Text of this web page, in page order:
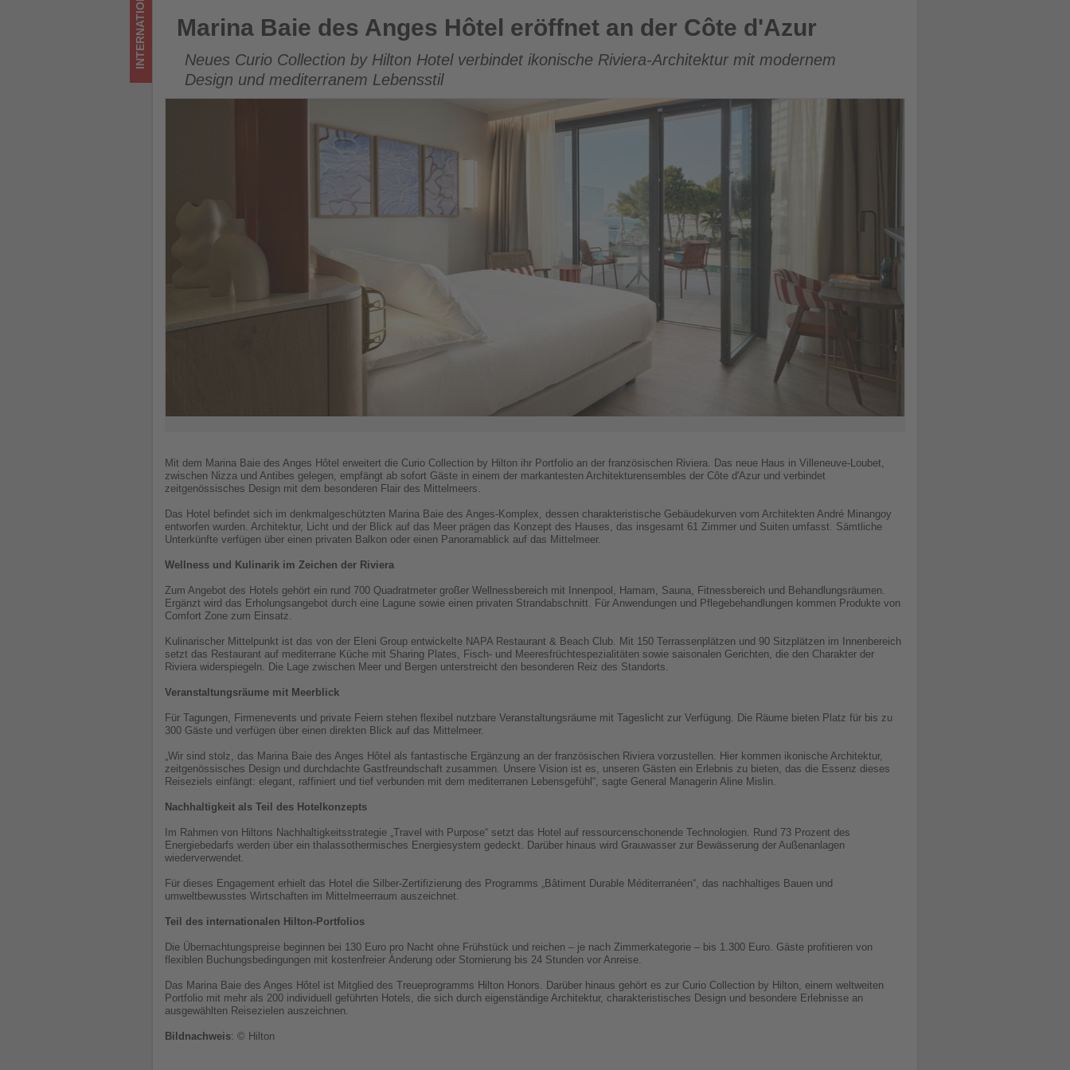
Marina Baie des Anges Hôtel eröffnet an der Côte d'Azur
INTERNATIONAL Marina Baie des Anges Hôtel eröffnet an der Côte d'Azur
Neues Curio Collection by Hilton Hotel verbindet ikonische Riviera-Architektur mit modernem
Design und mediterranem Lebensstil
Mit dem Marina Baie des Anges Hôtel erweitert die Curio Collection by Hilton ihr Portfolio an der französischen Riviera. Das neue Haus in Villeneuve-Loubet,
zwischen Nizza und Antibes gelegen, empfängt ab sofort Gäste in einem der markantesten Architekturensembles der Côte d'Azur und verbindet
zeitgenössisches Design mit dem besonderen Flair des Mittelmeers.
Das Hotel befindet sich im denkmalgeschützten Marina Baie des Anges-Komplex, dessen charakteristische Gebäudekurven vom Architekten André Minangoy
entworfen wurden. Architektur, Licht und der Blick auf das Meer prägen das Konzept des Hauses, das insgesamt 61 Zimmer und Suiten umfasst. Sämtliche
Unterkünfte verfügen über einen privaten Balkon oder einen Panoramablick auf das Mittelmeer.
Wellness und Kulinarik im Zeichen der Riviera
Zum Angebot des Hotels gehört ein rund 700 Quadratmeter großer Wellnessbereich mit Innenpool, Hamam, Sauna, Fitnessbereich und Behandlungsräumen.
Ergänzt wird das Erholungsangebot durch eine Lagune sowie einen privaten Strandabschnitt. Für Anwendungen und Pflegebehandlungen kommen Produkte von
Comfort Zone zum Einsatz.
Kulinarischer Mittelpunkt ist das von der Eleni Group entwickelte NAPA Restaurant & Beach Club. Mit 150 Terrassenplätzen und 90 Sitzplätzen im Innenbereich
setzt das Restaurant auf mediterrane Küche mit Sharing Plates, Fisch- und Meeresfrüchtespezialitäten sowie saisonalen Gerichten, die den Charakter der
Riviera widerspiegeln. Die Lage zwischen Meer und Bergen unterstreicht den besonderen Reiz des Standorts.
Veranstaltungsräume mit Meerblick
Für Tagungen, Firmenevents und private Feiern stehen flexibel nutzbare Veranstaltungsräume mit Tageslicht zur Verfügung. Die Räume bieten Platz für bis zu
300 Gäste und verfügen über einen direkten Blick auf das Mittelmeer.
„Wir sind stolz, das Marina Baie des Anges Hôtel als fantastische Ergänzung an der französischen Riviera vorzustellen. Hier kommen ikonische Architektur,
zeitgenössisches Design und durchdachte Gastfreundschaft zusammen. Unsere Vision ist es, unseren Gästen ein Erlebnis zu bieten, das die Essenz dieses
Reiseziels einfängt: elegant, raffiniert und tief verbunden mit dem mediterranen Lebensgefühl“, sagte General Managerin Aline Mislin.
Nachhaltigkeit als Teil des Hotelkonzepts
Im Rahmen von Hiltons Nachhaltigkeitsstrategie „Travel with Purpose“ setzt das Hotel auf ressourcenschonende Technologien. Rund 73 Prozent des
Energiebedarfs werden über ein thalassothermisches Energiesystem gedeckt. Darüber hinaus wird Grauwasser zur Bewässerung der Außenanlagen
wiederverwendet.
Für dieses Engagement erhielt das Hotel die Silber-Zertifizierung des Programms „Bâtiment Durable Méditerranéen“, das nachhaltiges Bauen und
umweltbewusstes Wirtschaften im Mittelmeerraum auszeichnet.
Teil des internationalen Hilton-Portfolios
Die Übernachtungspreise beginnen bei 130 Euro pro Nacht ohne Frühstück und reichen – je nach Zimmerkategorie – bis 1.300 Euro. Gäste profitieren von
flexiblen Buchungsbedingungen mit kostenfreier Änderung oder Stornierung bis 24 Stunden vor Anreise.
Das Marina Baie des Anges Hôtel ist Mitglied des Treueprogramms Hilton Honors. Darüber hinaus gehört es zur Curio Collection by Hilton, einem weltweiten
Portfolio mit mehr als 200 individuell geführten Hotels, die sich durch eigenständige Architektur, charakteristisches Design und besondere Erlebnisse an
ausgewählten Reisezielen auszeichnen.
Bildnachweis: © Hilton